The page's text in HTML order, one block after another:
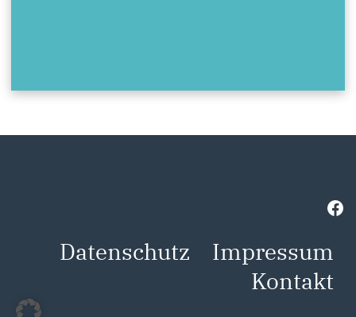
Datenschutz
Impressum
Kontakt